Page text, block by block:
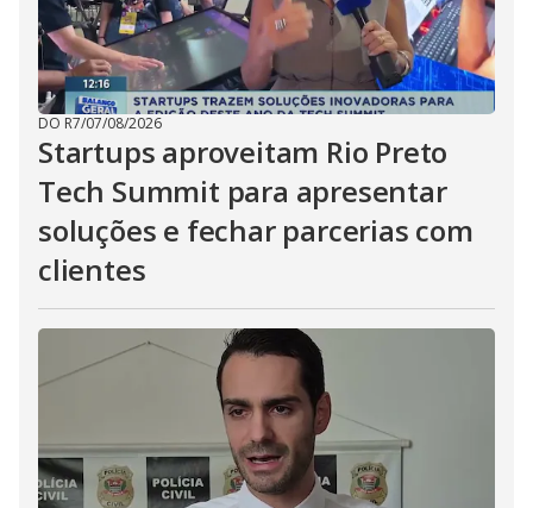
DO R7/07/08/2026
Startups aproveitam Rio Preto
Tech Summit para apresentar
soluções e fechar parcerias com
clientes